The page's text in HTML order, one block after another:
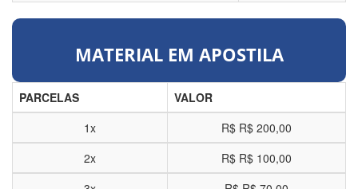
MATERIAL EM APOSTILA
PARCELAS
VALOR
1x
R$ R$ 200,00
2x
R$ R$ 100,00